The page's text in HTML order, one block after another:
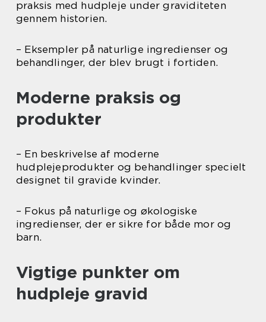
praksis med hudpleje under graviditeten
gennem historien.
– Eksempler på naturlige ingredienser og
behandlinger, der blev brugt i fortiden.
Moderne praksis og
produkter
– En beskrivelse af moderne
hudplejeprodukter og behandlinger specielt
designet til gravide kvinder.
– Fokus på naturlige og økologiske
ingredienser, der er sikre for både mor og
barn.
Vigtige punkter om
hudpleje gravid